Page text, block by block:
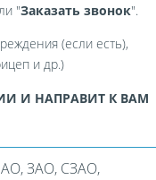
"Заказать звонок".
(если есть),
и др.)
И НАПРАВИТ К ВАМ
ЗАО, СЗАО,